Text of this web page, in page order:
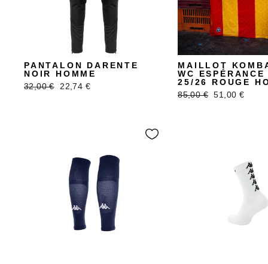
PANTALON DARENTE
NOIR HOMME
Prix
32,00 €
Prix
22,74 €
MAILLOT
WC ESPÉRANCE
25/26 ROUGE
Prix
85,00 € Prix
51,00 €